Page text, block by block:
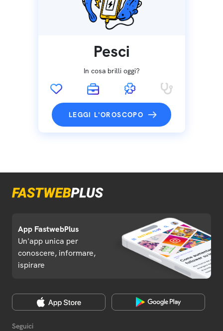
Pesci
In cosa brilli oggi?
LEGGI L'OROSCOPO
App FastwebPlus
Un'app unica per
conoscere, informare,
ispirare
Seguici